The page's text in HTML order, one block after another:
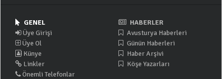
GENEL
Üye Girişi
Üye Ol
Künye
Linkler
Önemli Telefonlar
HABERLER
Avusturya Haberleri
Günün Haberleri
Haber Arşivi
Köşe Yazarları